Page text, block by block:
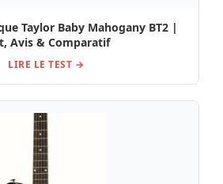
Taylor Baby Mahogany BT2 |
Avis & Comparatif
LIRE LE TEST →